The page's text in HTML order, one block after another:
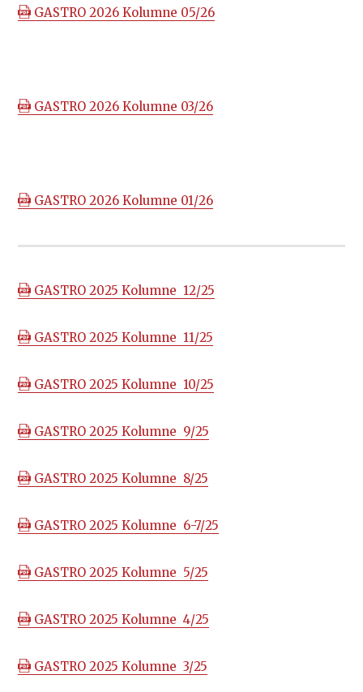
GASTRO 2026 Kolumne 05/26
GASTRO 2026 Kolumne 03/26
GASTRO 2026 Kolumne 01/26
GASTRO 2025 Kolumne 12/25
GASTRO 2025 Kolumne 11/25
GASTRO 2025 Kolumne 10/25
GASTRO 2025 Kolumne 9/25
GASTRO 2025 Kolumne 8/25
GASTRO 2025 Kolumne 6-7/25
GASTRO 2025 Kolumne 5/25
GASTRO 2025 Kolumne 4/25
GASTRO 2025 Kolumne 3/25